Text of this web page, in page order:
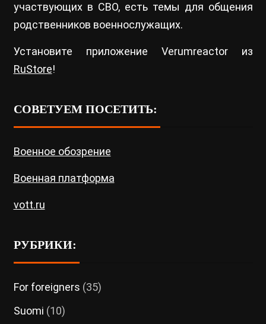
участвующих в СВО, есть темы для общения
родственников военнослужащих.
Установите приложение Verumreactor из
RuStore!
СОВЕТУЕМ ПОСЕТИТЬ:
Военное обозрение
Военная платформа
vott.ru
РУБРИКИ:
For foreigners (35)
Suomi (10)